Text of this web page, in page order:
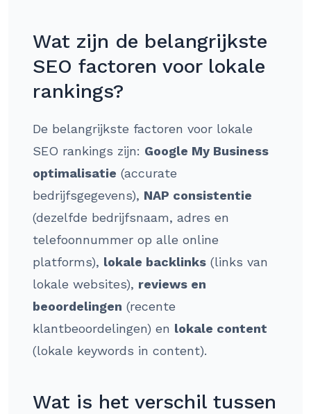
Wat zijn de belangrijkste
SEO factoren voor lokale
rankings?
De belangrijkste factoren voor lokale
SEO rankings zijn: Google My Business
optimalisatie (accurate
bedrijfsgegevens), NAP consistentie
(dezelfde bedrijfsnaam, adres en
telefoonnummer op alle online
platforms), lokale backlinks (links van
lokale websites), reviews en
beoordelingen (recente
klantbeoordelingen) en lokale content
(lokale keywords in content).
Wat is het verschil tussen